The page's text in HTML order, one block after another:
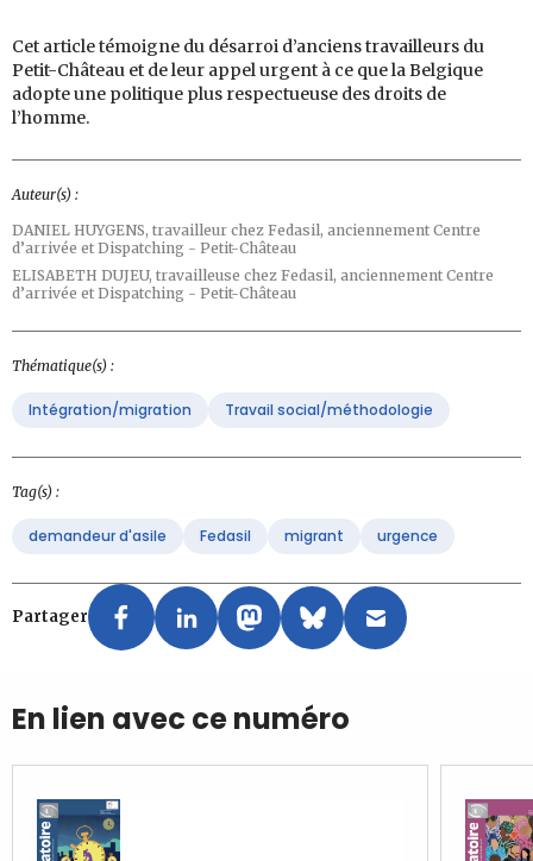
Cet article témoigne du désarroi d’anciens travailleurs du
Petit-Château et de leur appel urgent à ce que la Belgique
adopte une politique plus respectueuse des droits de
l’homme.
Auteur(s) :
DANIEL HUYGENS, travailleur chez Fedasil, anciennement Centre
d’arrivée et Dispatching - Petit-Château
ELISABETH DUJEU, travailleuse chez Fedasil, anciennement Centre
d’arrivée et Dispatching - Petit-Château
Thématique(s) :
Intégration/migration Travail social/méthodologie
Tag(s) :
demandeur d'asile Fedasil migrant urgence
Partager
En lien avec ce numéro